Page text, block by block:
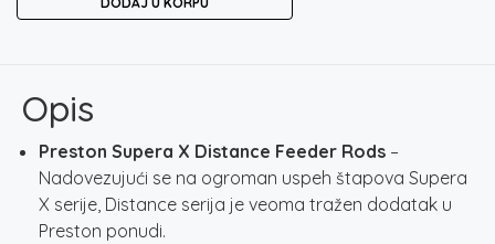
Opis
Preston Supera X Distance Feeder Rods –
Nadovezujući se na ogroman uspeh štapova Supera
X serije, Distance serija je veoma tražen dodatak u
Preston ponudi.